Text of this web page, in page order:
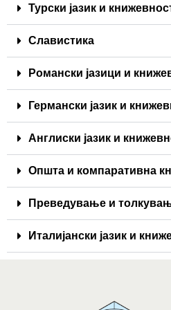
Турски јазик и
Славистика
Романски јазици и
Германски јазик и
Англиски јазик и
Општа и компаративна
Преведување и
Италијански јазик и